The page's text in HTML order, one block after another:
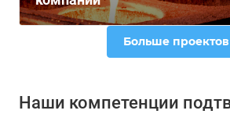
Больше проектов
Наши компетенции